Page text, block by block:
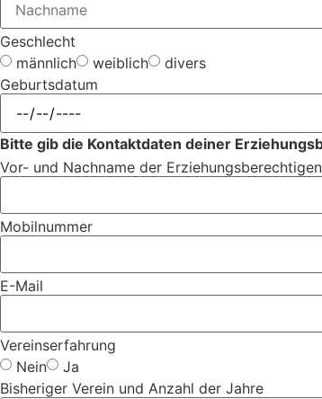
Geschlecht
männlich
weiblich
divers
Geburtsdatum
Bitte gib die Kontaktdaten deiner
Vor- und Nachname der Erziehungsberechtigen
Mobilnummer
E-Mail
Vereinserfahrung
Nein
Ja
Bisheriger Verein und Anzahl der Jahre